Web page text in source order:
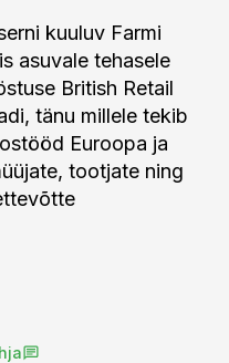
kuuluv Farmi
asuvale tehasele
British Retail
tänu millele tekib
Euroopa ja
tootjate ning